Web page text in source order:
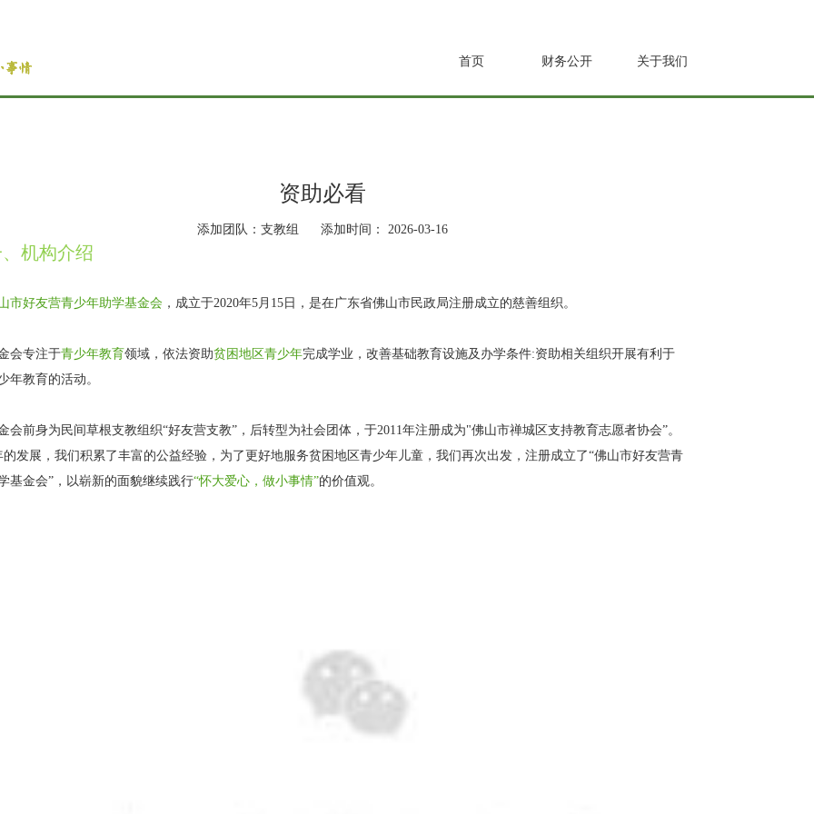
首页 财务公开 关于我们
资助必看
添加团队：支教组 添加时间： 2026-03-16
机构介绍
市好友营青少年助学基金会 ，成立于2020年5月15日，是在广东省佛山市民政局注册成立的慈善组织。
会专注于青少年教育领域，依法资助贫困地区青少年完成学业，改善基础教育设施及办学条件:资助相关组织开展有利于
年教育的活动。
会前身为民间草根支教组织“好友营支教”，后转型为社会团体，于2011年注册成为"佛山市禅城区支持教育志愿者协会”。
的发展，我们积累了丰富的公益经验，为了更好地服务贫困地区青少年儿童，我们再次出发，注册成立了“佛山市好友营青
基金会”，以崭新的面貌继续践行“怀大爱心，做小事情”的价值观。